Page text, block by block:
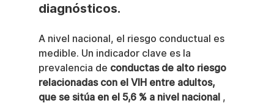
diagnósticos.
A nivel nacional, el riesgo conductual es
medible. Un indicador clave es la
prevalencia de conductas de alto riesgo
relacionadas con el VIH entre adultos,
que se sitúa en el 5,6 % a nivel nacional ,